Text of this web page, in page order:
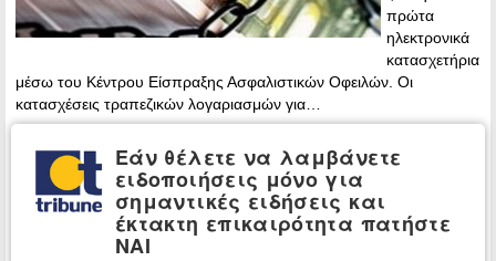
πρώτα
ηλεκτρονικά
κατασχετήρια
μέσω του Κέντρου Είσπραξης Ασφαλιστικών Οφειλών. Οι
κατασχέσεις τραπεζικών λογαριασμών για…
Περισσότερα »
ΟΙΚΟΝΟΜΙΑ
Ξεκινούν οι κατασχέσεις – Ποιοι
κινδυνεύουν να χάσουν τα λεφτά τους
Εάν θέλετε να λαμβάνετε
ειδοποιήσεις μόνο για
σημαντικές ειδήσεις και
έκτακτη επικαιρότητα πατήστε
ΝΑΙ